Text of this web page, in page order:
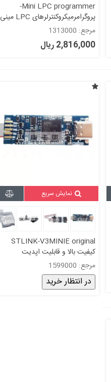
Mini LPC programmer-
پروگرامرمیکروکنترلرهای LPC مینی
پروگرامر( مبدل CP2102 USB 2.0
to TTL)
مرجع: 1313000
2,816,000 ریال
نمایش سریع
STLINK-V3MINIE original
کیفیت بالا و قابلیت اپدیت
اورجینال- 100 %st-link
مرجع: 1599000
در انتظار خرید